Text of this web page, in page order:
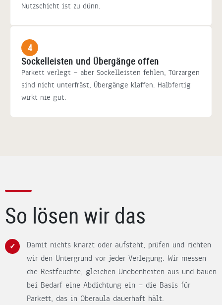
Nutzschicht ist zu dünn.
4
Sockelleisten und Übergänge offen
Parkett verlegt — aber Sockelleisten fehlen, Türzargen
sind nicht unterfräst, Übergänge klaffen. Halbfertig
wirkt nie gut.
So lösen wir das
Damit nichts knarzt oder aufsteht, prüfen und richten
wir den Untergrund vor jeder Verlegung. Wir messen
die Restfeuchte, gleichen Unebenheiten aus und bauen
bei Bedarf eine Abdichtung ein — die Basis für
Parkett, das in Oberaula dauerhaft hält.